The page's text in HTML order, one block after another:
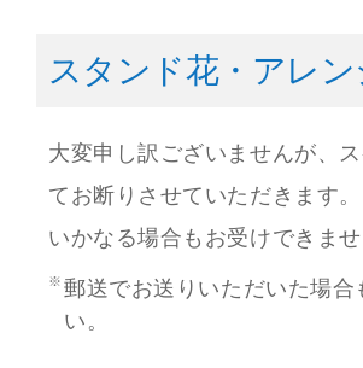
スタンド花・アレ
大変申し訳ございませんが、
てお断りさせていただきます。
いかなる場合もお受けできま
郵送でお送りいただいた場
い。